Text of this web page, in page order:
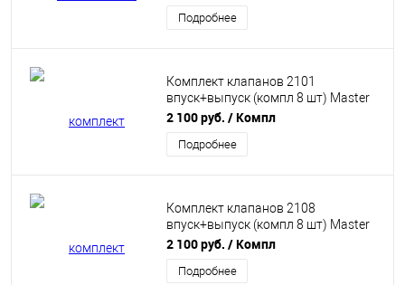
Подробнее
Комплект клапанов 2101
впуск+выпуск (компл 8 шт) Master
Sport
2 100 руб. / Компл
Подробнее
Комплект клапанов 2108
впуск+выпуск (компл 8 шт) Master
Sport
2 100 руб. / Компл
Подробнее